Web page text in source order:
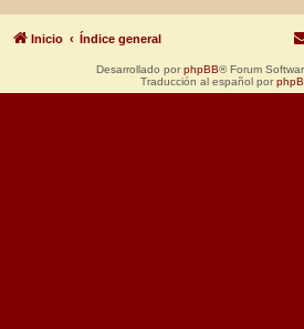
Inicio Índice general
Desarrollado por phpBB® Forum
Traducción al español por